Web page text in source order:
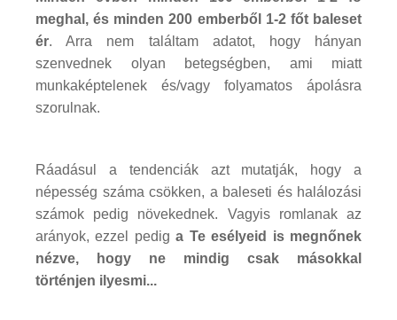
meghal, és minden 200 emberből 1-2 főt baleset
ér. Arra nem találtam adatot, hogy hányan
szenvednek olyan betegségben, ami miatt
munkaképtelenek és/vagy folyamatos ápolásra
szorulnak.
Ráadásul a tendenciák azt mutatják, hogy a
népesség száma csökken, a baleseti és halálozási
számok pedig növekednek. Vagyis romlanak az
arányok, ezzel pediga Te esélyeid is megnőnek
nézve, hogy ne mindig csak másokkal
történjen ilyesmi...